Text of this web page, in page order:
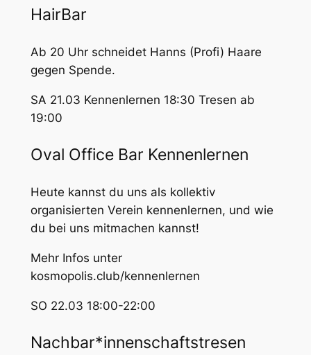
HairBar
Ab 20 Uhr schneidet Hanns (Profi) Haare
gegen Spende.
SA 21.03 Kennenlernen 18:30 Tresen ab
19:00
Oval Office Bar Kennenlernen
Heute kannst du uns als kollektiv
organisierten Verein kennenlernen, und wie
du bei uns mitmachen kannst!
Mehr Infos unter
kosmopolis.club/kennenlernen
SO 22.03 18:00-22:00
Nachbar*innenschaftstresen